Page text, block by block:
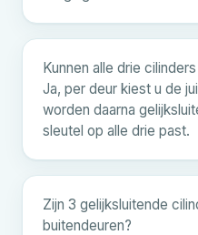
Kunnen alle drie
Ja, per deur kiest u de
worden daarna
sleutel op alle drie past.
Zijn 3 gelijksluitende
buitendeuren?